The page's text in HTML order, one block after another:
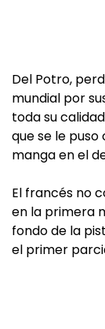
Del Potro,
mundial por
toda su
que se le
manga en el
El francés no
en la primera
fondo de la
el primer